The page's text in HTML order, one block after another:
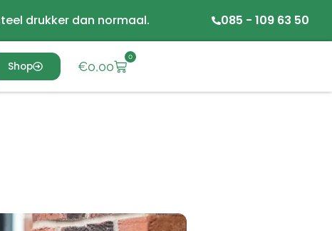
drukker dan normaal. 085 - 109 63 50
Shop €0,00
0